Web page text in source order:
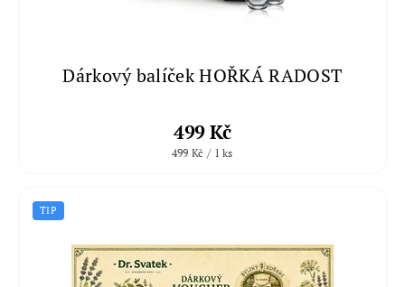
Dárkový balíček HOŘKÁ RADOST
499 Kč
499 Kč / 1 ks
TIP